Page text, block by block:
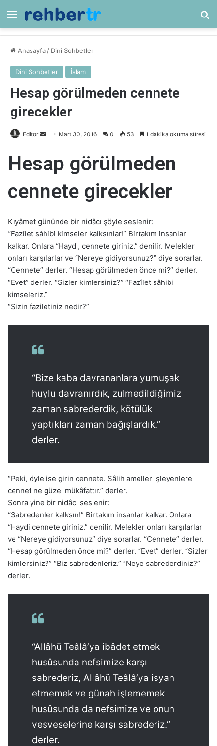
Menü
Anasayfa / Dini Sohbetler
Dini Sohbetler İslam
Hesap görülmeden cennete
girecekler
Editor
Bir
göndermek
Mart 30, 2016 0 53 1 dakika okuma süresi
Hesap görülmeden
cennete girecekler
Kıyâmet gününde bir nidâcı şöyle seslenir:
“Fazîlet sâhibi kimseler kalksınlar!” Birtakım insanlar
kalkar. Onlara “Haydi, cennete giriniz.” denilir. Melekler
onları karşılarlar ve “Nereye gidiyorsunuz?” diye sorarlar.
“Cennete” derler. “Hesap görülmeden önce mi?” derler.
“Evet” derler. “Sizler kimlersiniz?” “Fazîlet sâhibi
kimseleriz.”
“Sizin faziletiniz nedir?”
“Bize kaba davrananlara yumuşak
huylu davranırdık, zulmedildiğimiz
zaman sabrederdik, kötülük
yaptıkları zaman bağışlardık.”
derler.
“Peki, öyle ise girin cennete. Sâlih ameller işleyenlere
cennet ne güzel mükâfattır.” derler.
Sonra yine bir nidâcı seslenir:
“Sabredenler kalksın!” Birtakım insanlar kalkar. Onlara
“Haydi cennete giriniz.” denilir. Melekler onları karşılarlar
ve “Nereye gidiyorsunuz” diye sorarlar. “Cennete” derler.
“Hesap görülmeden önce mi?” derler. “Evet” derler. “Sizler
kimlersiniz?” “Biz sabredenleriz.” “Neye sabrederdiniz?”
derler.
“Allâhü Teâlâ’ya ibâdet etmek
husûsunda nefsimize karşı
sabrederiz, Allâhü Teâlâ’ya isyan
etmemek ve günah işlememek
husûsunda da nefsimize ve onun
vesveselerine karşı sabrederiz.”
derler.